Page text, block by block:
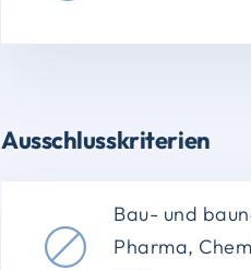
Ausschlusskriterien
Bau- und
Pharma,